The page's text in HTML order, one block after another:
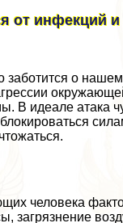
от инфекций
заботится о
В идеале атака
человека
загрязнение